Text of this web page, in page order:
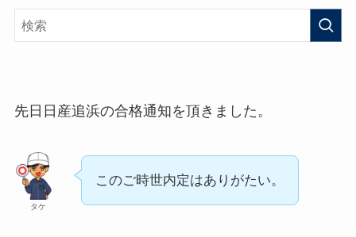
先日日産追浜の合格通知を頂きました。
タケ
このご時世内定はありがたい。